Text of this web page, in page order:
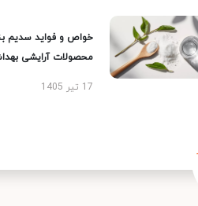
خواص و فواید سدیم
محصولات آرایشی
17 تیر 1405